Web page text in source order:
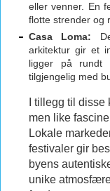
eller venner. En
flotte strender og
Casa Loma:
arkitektur gir et
ligger på rundt
tilgjengelig med
I tillegg til
men like
Lokale
festivaler gir
byens
unike